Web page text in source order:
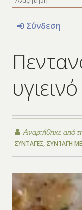
Σύνδεση
Αναρτήθηκε από
ΣΥΝΤΑΓΈΣ, ΣΥΝΤΑΓΉ